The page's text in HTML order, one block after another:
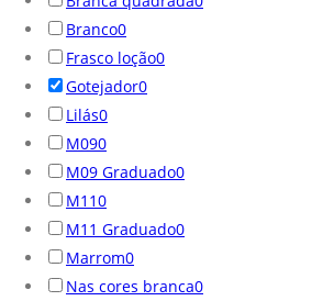
Branco0
Frasco loção0
Gotejador0
Lilás0
M090
M09 Graduado0
M110
M11 Graduado0
Marrom0
Nas cores branca0